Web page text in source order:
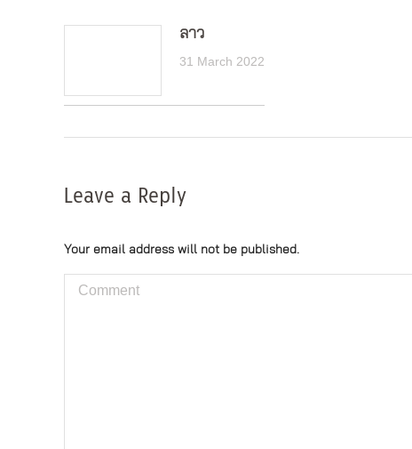
ลาว
31 March 2022
Leave a Reply
Your email address will not be published.
Comment